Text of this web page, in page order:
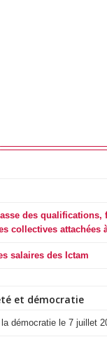
des qualifications,
collectives attachées
salaires des Ictam
et démocratie
démocratie le 7 juillet